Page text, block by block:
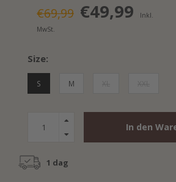
€69,99 €49,99
Inkl.
MwSt.
Size:
S M
In den
1 dag